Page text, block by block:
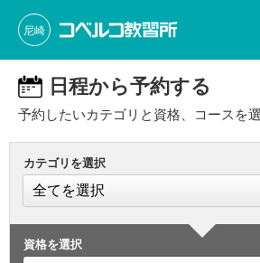
尼崎
日程から予約する
予約したいカテゴリと資格、コースを
カテゴリを選択
資格を選択